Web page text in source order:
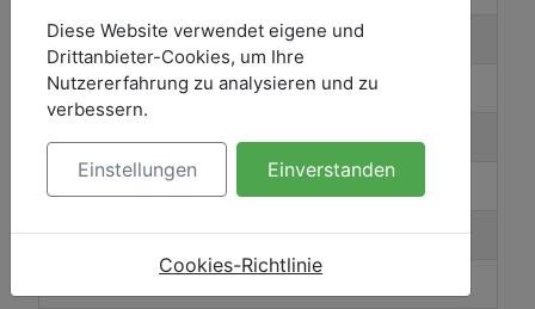
Bühlpokal - 2018
Bühlpokal - 2017
Bühlpokal - 2016
Bühlpokal - 2015
Bühlpokal 2014
Diese Website verwendet eigene und
Drittanbieter-Cookies, um Ihre
Nutzererfahrung zu analysieren und zu
verbessern.
Einstellungen Einverstanden
Cookies-Richtlinie